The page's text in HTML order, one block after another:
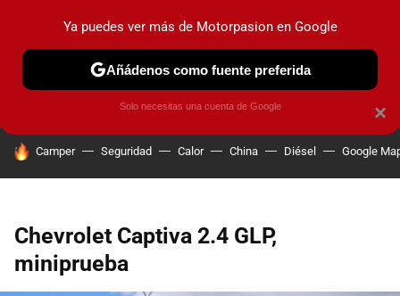
PRUEBAS COCHES ELÉCTRICOS OBSERVATORIO
HOY SE HABLA DE
Camper Seguridad Calor China Diésel Google
Chevrolet Captiva 2.4 GLP,
miniprueba
×
Ya puedes ver más de Motorpasion en Google
Añádenos como fuente preferida
Solo necesitas una cuenta de Google